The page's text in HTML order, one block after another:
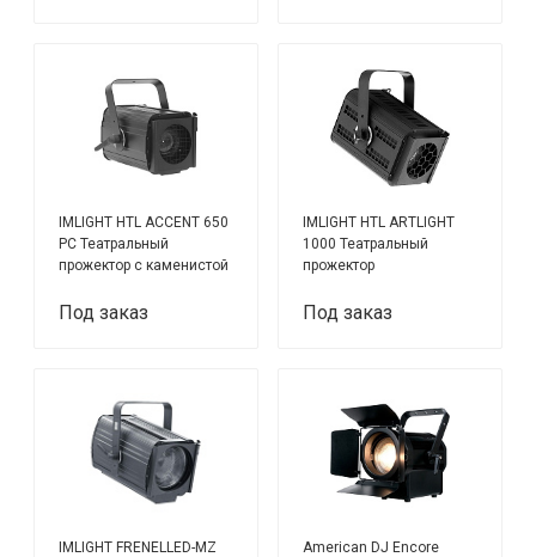
IMLIGHT HTL ACCENT 650
PC Театральный
прожектор с каменистой
Под заказ
IMLIGHT HTL ARTLIGHT
1000 Театральный
прожектор
Под заказ
IMLIGHT FRENELLED-MZ
American DJ Encore